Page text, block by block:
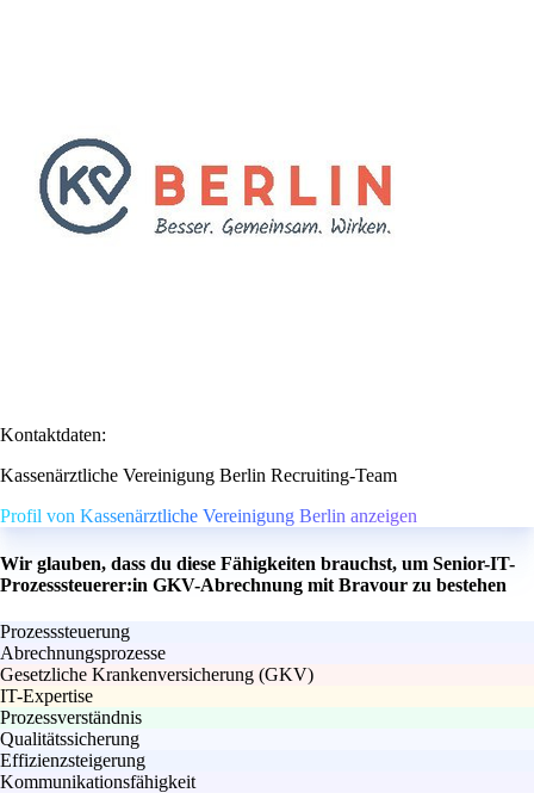
Kontaktdaten:
Kassenärztliche Vereinigung Berlin Recruiting-Team
Profil von Kassenärztliche Vereinigung Berlin anzeigen
Wir glauben, dass du diese Fähigkeiten brauchst, um Senior-IT-
Prozesssteuerer:in GKV-Abrechnung mit Bravour zu bestehen
Prozesssteuerung
Abrechnungsprozesse
Gesetzliche Krankenversicherung (GKV)
IT-Expertise
Prozessverständnis
Qualitätssicherung
Effizienzsteigerung
Kommunikationsfähigkeit